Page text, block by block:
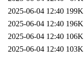
2025-06-04 12:40 199K
2025-06-04 12:40 196K
2025-06-04 12:40 106K
2025-06-04 12:40 103K